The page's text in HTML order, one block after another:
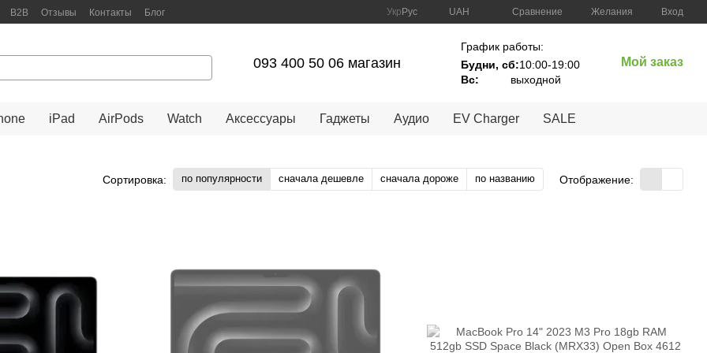
B2B Отзывы Контакты
Блог
Укр Рус UAH Сравнение Желания Вход
093 400 50 06 магазин
График работы:
Будни, сб:10:00-19:00
Вc:
выходной
Мой заказ
iPad AirPods Watch Аксессуары Гаджеты Аудио EV Charger SALE
Сортировка: по популярности сначала дешевле сначала дороже по названию Отображение: